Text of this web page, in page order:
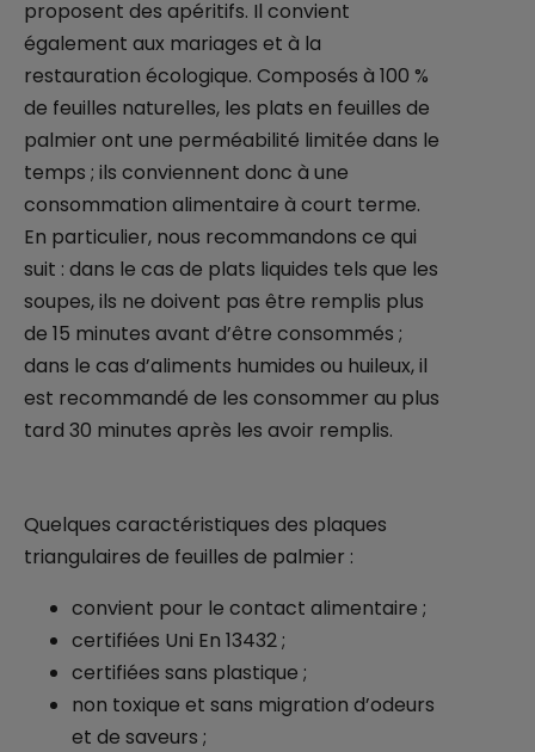
proposent des apéritifs. Il convient
également aux mariages et à la
restauration écologique. Composés à 100 %
de feuilles naturelles, les plats en feuilles de
palmier ont une perméabilité limitée dans le
temps ; ils conviennent donc à une
consommation alimentaire à court terme.
En particulier, nous recommandons ce qui
suit : dans le cas de plats liquides tels que les
soupes, ils ne doivent pas être remplis plus
de 15 minutes avant d’être consommés ;
dans le cas d’aliments humides ou huileux, il
est recommandé de les consommer au plus
tard 30 minutes après les avoir remplis.
Quelques caractéristiques des plaques
triangulaires de feuilles de palmier :
convient pour le contact alimentaire ;
certifiées Uni En 13432 ;
certifiées sans plastique ;
non toxique et sans migration d’odeurs
et de saveurs ;